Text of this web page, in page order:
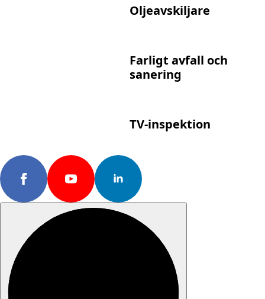
Oljeavskiljare
Farligt avfall och
sanering
TV-inspektion